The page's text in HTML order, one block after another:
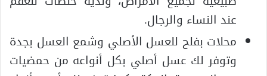
عند النساء والرجال.
محلات بفلح للعسل الأصلي وشمع العسل بجدة
وتوفر لك عسل أصلي بكل أنواعه من حمضيات